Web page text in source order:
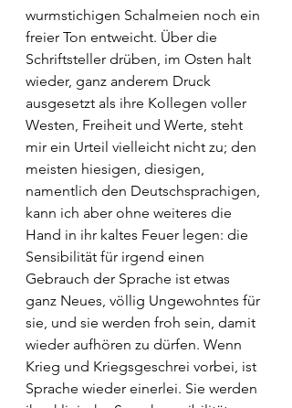
wurmstichigen Schalmeien noch ein
freier Ton entweicht. Über die
Schriftsteller drüben, im Osten halt
wieder, ganz anderem Druck
ausgesetzt als ihre Kollegen voller
Westen, Freiheit und Werte, steht
mir ein Urteil vielleicht nicht zu; den
meisten hiesigen, diesigen,
namentlich den Deutschsprachigen,
kann ich aber ohne weiteres die
Hand in ihr kaltes Feuer legen: die
Sensibilität für irgend einen
Gebrauch der Sprache ist etwas
ganz Neues, völlig Ungewohntes für
sie, und sie werden froh sein, damit
wieder aufhören zu dürfen. Wenn
Krieg und Kriegsgeschrei vorbei, ist
Sprache wieder einerlei. Sie werden